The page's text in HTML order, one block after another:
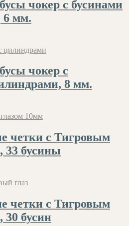
чокер с бусинами
6 мм.
чокер с
8 мм.
четки с Тигровым
33 бусины
четки с Тигровым
30 бусин